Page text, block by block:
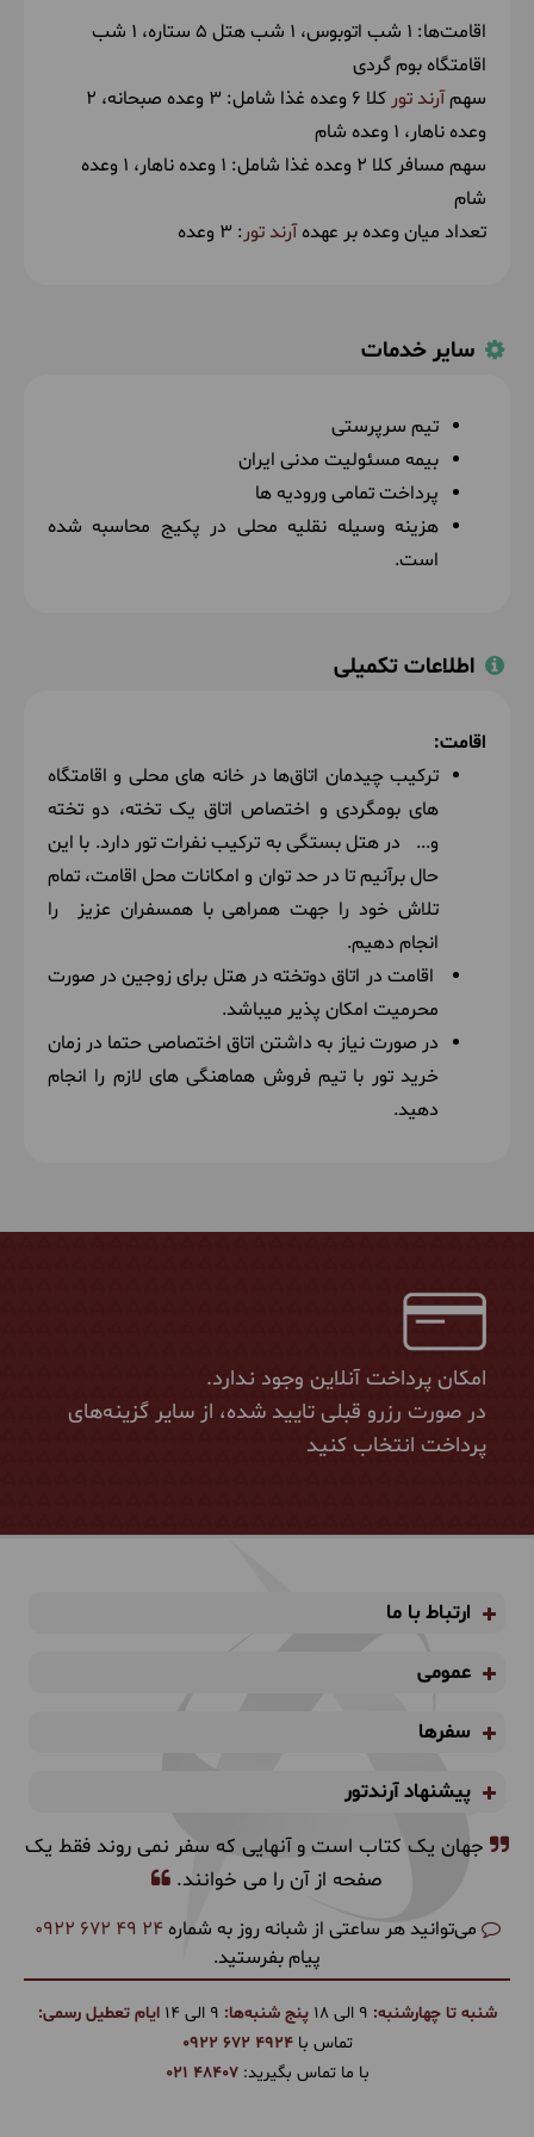
اقامت‌ها: 1 شب اتوبوس 1 شب هتل 5 ستاره
1 شب
اقامتگاه بوم گردی
سهمآرند تور کلا 6 وعده غذا شامل: 3 وعده صبحانه
2
وعده ناهار 1 وعده شام
سهم مسافر کلا 2 وعده غذا شامل:
1 وعده ناهار
1 وعده
شام
تعداد میان وعده بر عهدهآرند تور: 3 وعده
سایر خدمات
تیم سرپرستی
بیمه مسئولیت مدنی ایران
پرداخت تمامی ورودیه ها
هزینه وسیله نقلیه محلی در پکیج محاسبه شده
است.
اطلاعات تکمیلی
اقامت:
ترکیب چیدمان اتاق‌ها در خانه های محلی و اقامتگاه
های بومگردی و اختصاص اتاق یک تخته، دو تخته
و... در هتل بستگی به ترکیب نفرات تور دارد. با این
حال برآنیم تا در حد توان و امکانات محل اقامت، تمام
تلاش خود را جهت همراهی با همسفران عزیز را
انجام دهیم.
اقامت در اتاق دوتخته در هتل برای زوجین در صورت
محرمیت امکان پذیر میباشد.
در صورت نیاز به داشتن اتاق اختصاصی حتما در زمان
خرید تور با تیم فروش هماهنگی های لازم را انجام
دهید.
امکان پرداخت آنلاین وجود ندارد.
در صورت رزرو قبلی تایید شده، از سایر گزینه‌های
پرداخت انتخاب کنید
ارتباط با ما
عمومی
سفرها
پیشنهاد آرندتور
جهان یک کتاب است و آنهایی که سفر نمی روند فقط یک
صفحه از آن را می خوانند.
می‌توانید هر ساعتی از شبانه روز به شماره 0922 672 49 24
پیام بفرستید.
شنبه تا چهارشنبه: پنج شنبه‌ها:
ایام تعطیل رسمی:
تماس با0922 672 4924
با ما تماس بگیرید:021 48407